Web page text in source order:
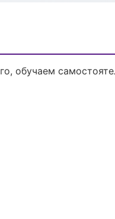
обучаем